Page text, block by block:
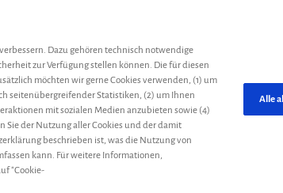
Dazu gehören technisch notwendige
zur Verfügung stellen können. Die für diesen
möchten wir gerne Cookies verwenden, (1) um
seitenübergreifender Statistiken, (2) um Ihnen
mit sozialen Medien anzubieten sowie (4)
Sie der Nutzung aller Cookies und der damit
beschrieben ist, was die Nutzung von
kann. Für weitere Informationen,
"Cookie-
Alle